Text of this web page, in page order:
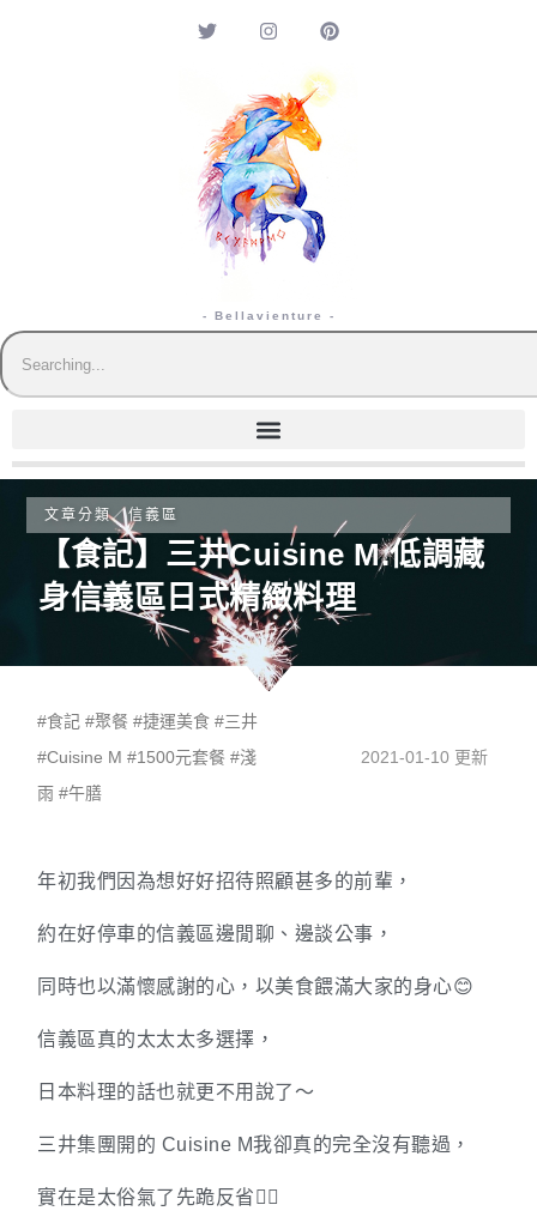
- Bellavienture -
文章分類／信義區
【食記】三井Cuisine M.低調藏
身信義區日式精緻料理
#食記 #聚餐 #捷運美食 #三井
#Cuisine M #1500元套餐 #淺
雨 #午膳
2021-01-10 更新
年初我們因為想好好招待照顧甚多的前輩，
約在好停車的信義區邊閒聊、邊談公事，
同時也以滿懷感謝的心，以美食餵滿大家的身心😊
信義區真的太太太多選擇，
日本料理的話也就更不用說了～
三井集團開的 Cuisine M我卻真的完全沒有聽過，
實在是太俗氣了先跪反省🧎‍♂️